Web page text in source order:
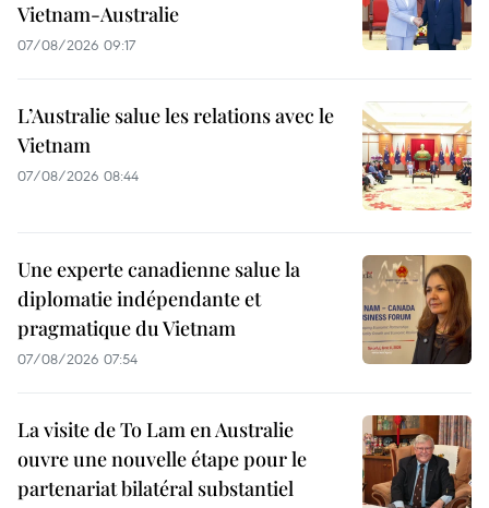
Vietnam-Australie
07/08/2026 09:17
L’Australie salue les relations avec le
Vietnam
07/08/2026 08:44
Une experte canadienne salue la
diplomatie indépendante et
pragmatique du Vietnam
07/08/2026 07:54
La visite de To Lam en Australie
ouvre une nouvelle étape pour le
partenariat bilatéral substantiel